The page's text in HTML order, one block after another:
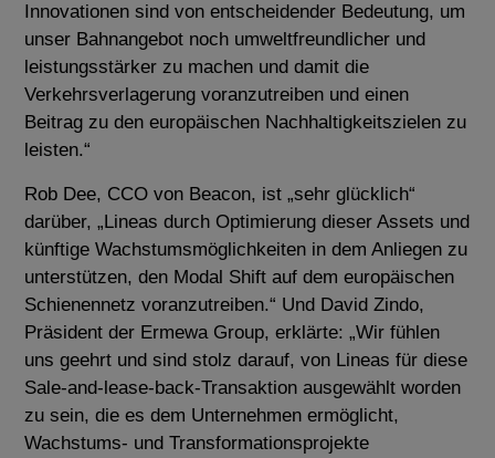
Innovationen sind von entscheidender Bedeutung, um
unser Bahnangebot noch umweltfreundlicher und
leistungsstärker zu machen und damit die
Verkehrsverlagerung voranzutreiben und einen
Beitrag zu den europäischen Nachhaltigkeitszielen zu
leisten.“
Rob Dee, CCO von Beacon, ist „sehr glücklich“
darüber,„Lineas durch Optimierung dieser Assets und
künftige Wachstumsmöglichkeiten in dem Anliegen zu
unterstützen, den Modal Shift auf dem europäischen
Schienennetz voranzutreiben.“ Und David Zindo,
Präsident der Ermewa Group, erklärte: „Wir fühlen
uns geehrt und sind stolz darauf, von Lineas für diese
Sale-and-lease-back-Transaktion ausgewählt worden
zu sein, die es dem Unternehmen ermöglicht,
Wachstums- und Transformationsprojekte